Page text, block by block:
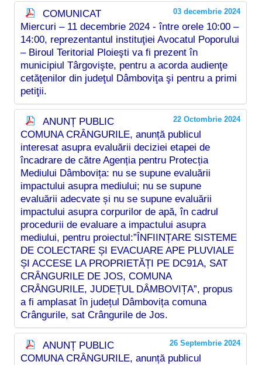
03 decembrie 2024
COMUNICAT
Miercuri – 11 decembrie 2024 - între orele 10:00 –
14:00, reprezentantul instituţiei Avocatul Poporului
– Biroul Teritorial Ploieşti va fi prezent în
municipiul Târgovişte, pentru a acorda audienţe
cetăţenilor din judeţul Dâmboviţa şi pentru a primi
petiţii.
22 Octombrie 2024
ANUNȚ PUBLIC
COMUNA CRÂNGURILE, anunță publicul
interesat asupra evaluării deciziei etapei de
încadrare de către Agenția pentru Protecția
Mediului Dâmbovița: nu se supune evaluării
impactului asupra mediului; nu se supune
evaluării adecvate și nu se supune evaluării
impactului asupra corpurilor de apă, în cadrul
procedurii de evaluare a impactului asupra
mediului, pentru proiectul:”ÎNFIINȚARE SISTEME
DE COLECTARE ȘI EVACUARE APE PLUVIALE
ȘI ACCESE LA PROPRIETĂȚI PE DC91A, SAT
CRÂNGURILE DE JOS, COMUNA
CRÂNGURILE, JUDEȚUL DÂMBOVIȚA”, propus
a fi amplasat în județul Dâmbovița comuna
Crângurile, sat Crângurile de Jos.
26 Septembrie 2024
ANUNȚ PUBLIC
COMUNA CRÂNGURILE, anunță publicul